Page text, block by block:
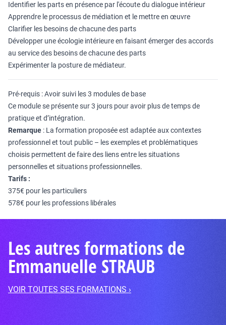
Identifier les parts en présence par l'écoute du dialogue intérieur
Apprendre le processus de médiation et le mettre en œuvre
Clarifier les besoins de chacune des parts
Développer une écologie intérieure en faisant émerger des accords
au service des besoins de chacune des parts
Expérimenter la posture de médiateur.
Pré-requis : Avoir suivi les 3 modules de base
Ce module se présente sur 3 jours pour avoir plus de temps de
pratique et d’intégration.
Remarque : La formation proposée est adaptée aux contextes
professionnel et tout public – les exemples et problématiques
choisis permettent de faire des liens entre les situations
personnelles et situations professionnelles.
Tarifs :
375€ pour les particuliers
578€ pour les professions libérales
Les autres formations de
Emmanuelle STRAUB
VOIR TOUTES SES FORMATIONS ›